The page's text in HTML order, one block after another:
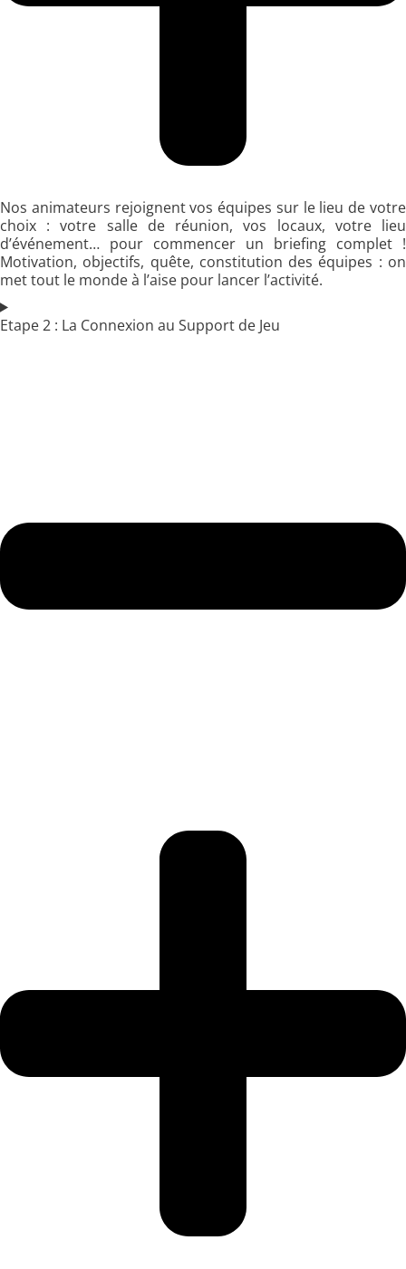
Nos animateurs rejoignent vos équipes sur le lieu de votre
choix : votre salle de réunion, vos locaux, votre lieu
d’événement… pour commencer un briefing complet !
Motivation, objectifs, quête, constitution des équipes : on
met tout le monde à l’aise pour lancer l’activité.
Etape 2 : La Connexion au Support de Jeu